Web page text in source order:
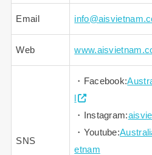
Email
Web
SNS
・Facebook:
・Instagram:
・Youtube:
etnam